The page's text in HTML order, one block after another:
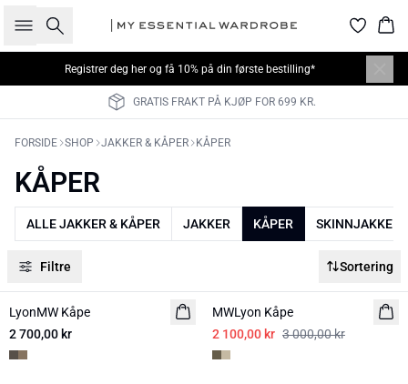
Søk
Registrer deg herog få 10% på din første bestilling*
GRATIS FRAKT PÅ KJØP FOR 699 KR.
FORSIDE SHOP JAKKER & KÅPER KÅPER
KÅPER
ALLE JAKKER & KÅPER JAKKER KÅPER SKINNJAKKER
Filtre Sortering
NYHED
LyonMW Kåpe
2 700,00 kr
MWLyon Kåpe
2 100,00 kr 3 000,00 kr
-30% -30%